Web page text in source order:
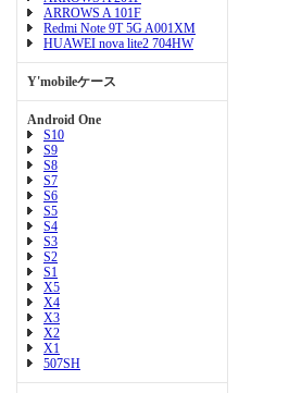
ARROWS A 101F
Redmi Note 9T 5G A001XM
HUAWEI nova lite2 704HW
Y'mobileケース
Android One
S10
S9
S8
S7
S6
S5
S4
S3
S2
S1
X5
X4
X3
X2
X1
507SH